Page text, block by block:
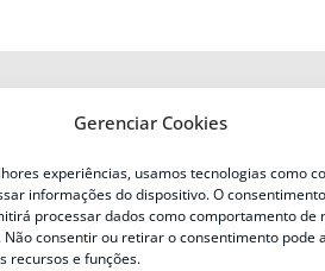
Gerenciar Cookies
experiências, usamos tecnologias como
informações do dispositivo. O
processar dados como comportamento de
Não consentir ou retirar o consentimento pode
recursos e funções.
Defesa Civil do Estado de Santa
Catarina
Av. Ivo Silveira, nº 2320
Bairro:
Capoeiras, Florianópolis, SC